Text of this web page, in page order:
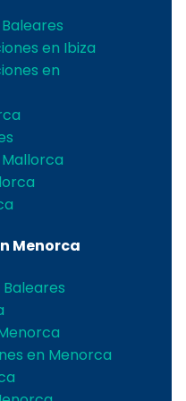
en Ibiza
en
Menorca
en Menorca